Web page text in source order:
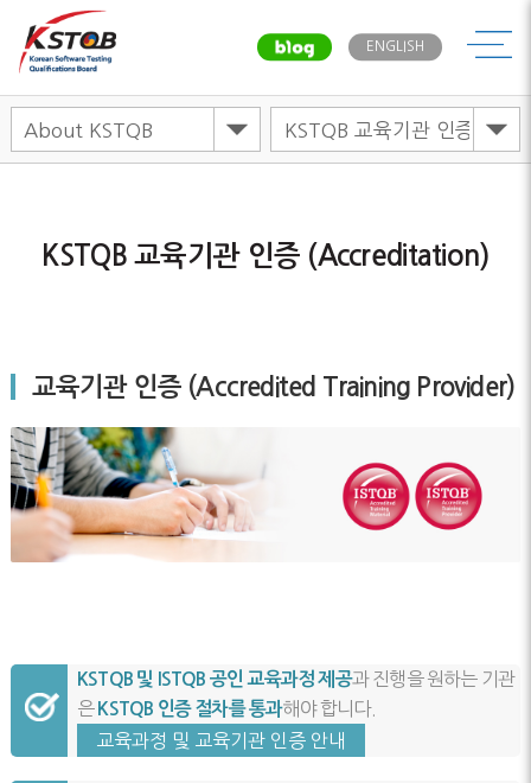
ENGLISH메뉴
KSTQB 교육기관 인증 (Accreditation)
교육기관 인증 (Accredited Training Provider)
KSTQB 및 ISTQB 공인 교육과정 제공과 진행을 원하는 기관
은 KSTQB 인증 절차를 통과해야 합니다.
교육과정 및 교육기관 인증 안내